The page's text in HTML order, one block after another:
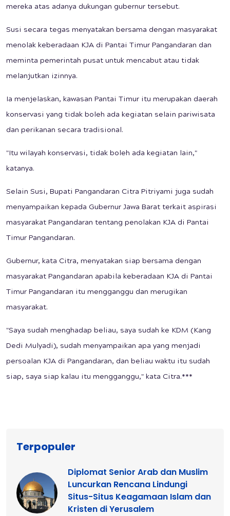
mereka atas adanya dukungan gubernur tersebut.
Susi secara tegas menyatakan bersama dengan masyarakat
menolak keberadaan KJA di Pantai Timur Pangandaran dan
meminta pemerintah pusat untuk mencabut atau tidak
melanjutkan izinnya.
Ia menjelaskan, kawasan Pantai Timur itu merupakan daerah
konservasi yang tidak boleh ada kegiatan selain pariwisata
dan perikanan secara tradisional.
"Itu wilayah konservasi, tidak boleh ada kegiatan lain,"
katanya.
Selain Susi, Bupati Pangandaran Citra Pitriyami juga sudah
menyampaikan kepada Gubernur Jawa Barat terkait aspirasi
masyarakat Pangandaran tentang penolakan KJA di Pantai
Timur Pangandaran.
Gubernur, kata Citra, menyatakan siap bersama dengan
masyarakat Pangandaran apabila keberadaan KJA di Pantai
Timur Pangandaran itu mengganggu dan merugikan
masyarakat.
"Saya sudah menghadap beliau, saya sudah ke KDM (Kang
Dedi Mulyadi), sudah menyampaikan apa yang menjadi
persoalan KJA di Pangandaran, dan beliau waktu itu sudah
siap, saya siap kalau itu mengganggu," kata Citra.***
Terpopuler
Diplomat Senior Arab dan Muslim
Luncurkan Rencana Lindungi
Situs-Situs Keagamaan Islam dan
Kristen di Yerusalem